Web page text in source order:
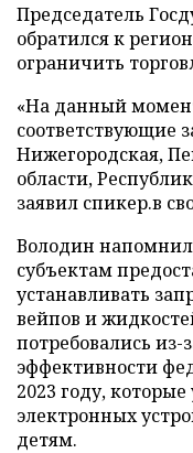
Председатель
обратился к
ограничить
«На данный
соответствующие
Нижегородская,
области,
заявил спикер.в
Володин
субъектам
устанавливать
вейпов и
потребовались из-
эффективности
2023 году,
электронных
детям.